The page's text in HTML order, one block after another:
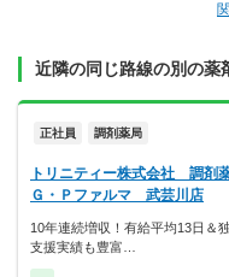
近隣の同じ路線の別の薬
正社員 調剤薬局
トリニティー株式会社 調剤
Ｇ・Ｐファルマ 武芸川店
10年連続増収！有給平均13日＆
支援実績も豊富…